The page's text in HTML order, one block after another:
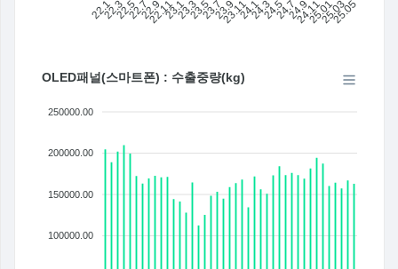
22.122.322.522.722.9
22.1123.123.323.523.723.9
23.1124.124.324.524.724.9
24.11
25.01
25.03
25.05
OLED패널(스마트폰) : 수출중량(kg)
250000.00
200000.00
150000.00
100000.00